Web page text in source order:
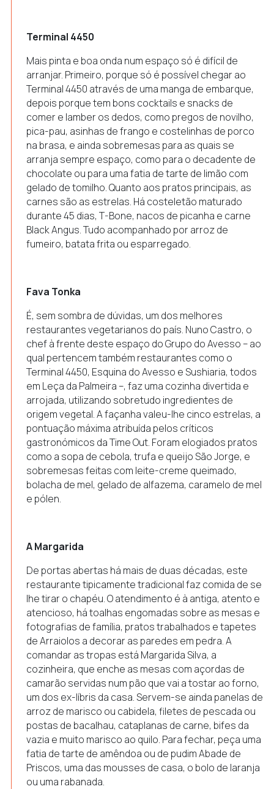
Terminal 4450
Mais pinta e boa onda num espaço só é difícil de
arranjar. Primeiro, porque só é possível chegar ao
Terminal 4450 através de uma manga de embarque,
depois porque tem bons cocktails e snacks de
comer e lamber os dedos, como pregos de novilho,
pica-pau, asinhas de frango e costelinhas de porco
na brasa, e ainda sobremesas para as quais se
arranja sempre espaço, como para o decadente de
chocolate ou para uma fatia de tarte de limão com
gelado de tomilho. Quanto aos pratos principais, as
carnes são as estrelas. Há costeletão maturado
durante 45 dias, T-Bone, nacos de picanha e carne
Black Angus. Tudo acompanhado por arroz de
fumeiro, batata frita ou esparregado.
Fava Tonka
É, sem sombra de dúvidas, um dos melhores
restaurantes vegetarianos do país. Nuno Castro, o
chef à frente deste espaço do Grupo do Avesso – ao
qual pertencem também restaurantes como o
Terminal 4450, Esquina do Avesso e Sushiaria, todos
em Leça da Palmeira –, faz uma cozinha divertida e
arrojada, utilizando sobretudo ingredientes de
origem vegetal. A façanha valeu-lhe cinco estrelas, a
pontuação máxima atribuída pelos críticos
gastronómicos da Time Out. Foram elogiados pratos
como a sopa de cebola, trufa e queijo São Jorge, e
sobremesas feitas com leite-creme queimado,
bolacha de mel, gelado de alfazema, caramelo de mel
e pólen.
A Margarida
De portas abertas há mais de duas décadas, este
restaurante tipicamente tradicional faz comida de se
lhe tirar o chapéu. O atendimento é à antiga, atento e
atencioso, há toalhas engomadas sobre as mesas e
fotografias de família, pratos trabalhados e tapetes
de Arraiolos a decorar as paredes em pedra. A
comandar as tropas está Margarida Silva, a
cozinheira, que enche as mesas com açordas de
camarão servidas num pão que vai a tostar ao forno,
um dos ex-líbris da casa. Servem-se ainda panelas de
arroz de marisco ou cabidela, filetes de pescada ou
postas de bacalhau, cataplanas de carne, bifes da
vazia e muito marisco ao quilo. Para fechar, peça uma
fatia de tarte de amêndoa ou de pudim Abade de
Priscos, uma das mousses de casa, o bolo de laranja
ou uma rabanada.